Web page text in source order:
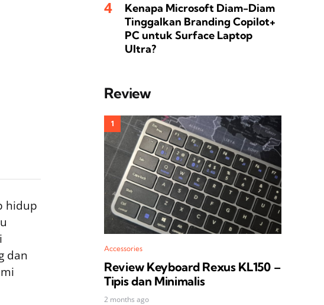
hidup
dan
Kenapa Microsoft Diam-Diam
Tinggalkan Branding Copilot+
PC untuk Surface Laptop
Ultra?
Review
Accessories
Review Keyboard Rexus KL150 –
Tipis dan Minimalis
2 months ago